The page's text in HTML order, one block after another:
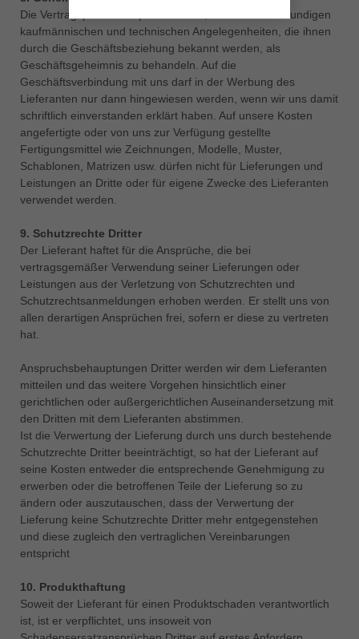
Die Vertragspartner verpflichten sich, alle nicht offenkundigen
kaufmännischen und technischen Angelegenheiten, die ihnen
durch die Geschäftsbeziehung bekannt werden, als
Geschäftsgeheimnis zu behandeln. Auf die
Geschäftsverbindung mit uns darf in der Werbung des
Lieferanten nur dann hingewiesen werden, wenn wir uns damit
schriftlich einverstanden erklärt haben. Auf unsere Kosten
angefertigte oder von uns zur Verfügung gestellte
Fertigungsmittel wie Zeichnungen, Modelle, Muster,
Schablonen, Matrizen usw. dürfen nicht für Lieferungen und
Leistungen an Dritte oder für eigene Zwecke des Lieferanten
verwendet werden.
9. Schutzrechte Dritter
Der Lieferant haftet für die Ansprüche, die bei
vertragsgemäßer Verwendung seiner Lieferungen oder
Leistungen aus der Verletzung von Schutzrechten und
Schutzrechtsanmeldungen erhoben werden. Er stellt uns von
allen derartigen Ansprüchen frei, sofern er diese zu vertreten
hat.
Anspruchsbehauptungen Dritter werden wir dem Lieferanten
mitteilen und das weitere Vorgehen hinsichtlich einer
gerichtlichen oder außergerichtlichen Auseinandersetzung mit
den Dritten mit dem Lieferanten abstimmen.
Ist die Verwertung der Lieferung durch uns durch bestehende
Schutzrechte Dritter beeinträchtigt, so hat der Lieferant auf
seine Kosten entweder die entsprechende Genehmigung zu
erwerben oder die betroffenen Teile der Lieferung so zu
ändern oder auszutauschen, dass der Verwertung der
Lieferung keine Schutzrechte Dritter mehr entgegenstehen
und diese zugleich den vertraglichen Vereinbarungen
entspricht
10. Produkthaftung
Soweit der Lieferant für einen Produktschaden verantwortlich
ist, ist er verpflichtet, uns insoweit von